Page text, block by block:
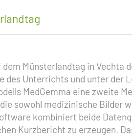
Münsterlandtag in Vechta
Unterrichts und unter der
MedGemma eine zweite
sowohl medizinische Bilder
kombiniert beide
Kurzbericht zu erzeugen.